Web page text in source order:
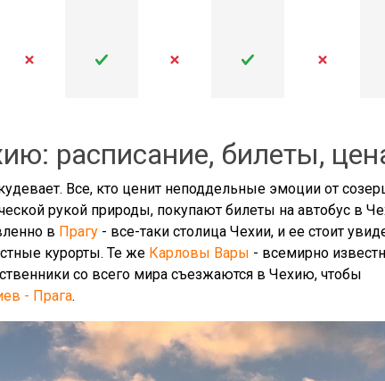
расписание, билеты,
Все, кто ценит неподдельные эмоции от
рукой природы, покупают билеты на автобус в
в Прагу - все-таки столица Чехии, и ее стоит
курорты. Те же Карловы Вары - всемирно
со всего мира съезжаются в Чехию, чтобы
- Прага.